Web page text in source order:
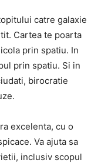
catre galaxie
Cartea te poarta
prin spatiu. In
prin spatiu. Si in
birocratie
excelenta, cu o
Va ajuta sa
inclusiv scopul